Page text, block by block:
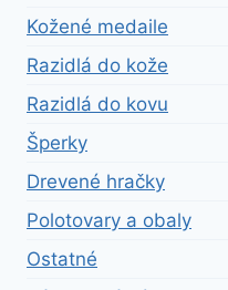
Kožené medaile
Razidlá do kože
Razidlá do kovu
Šperky
Drevené hračky
Polotovary a obaly
Ostatné